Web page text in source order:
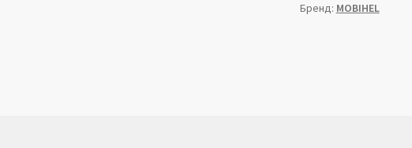
Бренд: MOBIHEL